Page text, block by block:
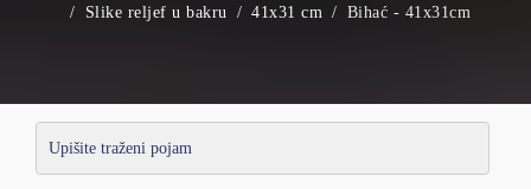
Slike reljef u bakru
41x31 cm Bihać - 41x31cm